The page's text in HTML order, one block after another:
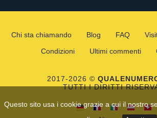
Questo sito usa i cookie grazie a cui il nostro
Chi sta chiamando Blog FAQ
Condizioni
Ultimi commenti
2017-2026 ©
TUTTI I DIRITTI